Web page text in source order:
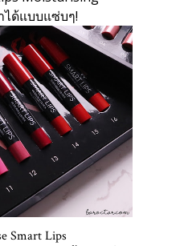
ด้แบบแซ่บๆ!
Smart Lips